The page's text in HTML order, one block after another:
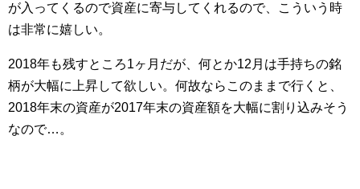
が入ってくるので資産に寄与してくれるので、こういう時
は非常に嬉しい。
2018年も残すところ1ヶ月だが、何とか12月は手持ちの銘
柄が大幅に上昇して欲しい。何故ならこのままで行くと、
2018年末の資産が2017年末の資産額を大幅に割り込みそう
なので…。